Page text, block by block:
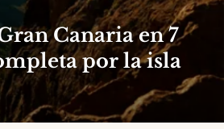
Canaria en 7
por la isla